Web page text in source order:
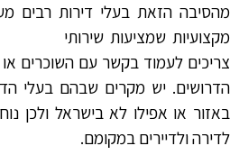
מהסיבה הזאת בעלי דירות רבים
מקצועיות שמציעות שירותי
צריכים לעמוד בקשר עם השוכרים
הדרושים. יש מקרים שבהם בעלי
באזור או אפילו לא בישראל ולכן
לדירה ולדיירים במקומם.